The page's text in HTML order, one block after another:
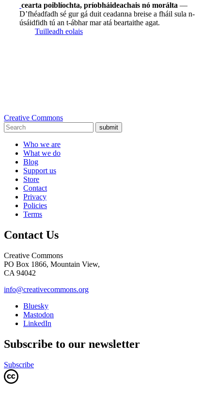
cearta poiblíochta, príobháideachais nó morálta —
D’fhéadfadh sé gur gá duit ceadanna breise a fháil sula n-
úsáidfidh tú an t-ábhar mar atá beartaithe agat.
Tuilleadh eolais
Creative Commons
submit
Who we are
What we do
Blog
Support us
Store
Contact
Privacy
Policies
Terms
Contact Us
Creative Commons
PO Box 1866, Mountain View,
CA 94042
info@creativecommons.org
Bluesky
Mastodon
LinkedIn
Subscribe to our newsletter
Subscribe